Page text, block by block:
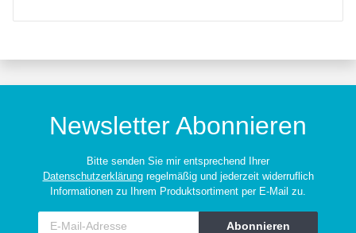
Newsletter Abonnieren
Bitte senden Sie mir entsprechend Ihrer
Datenschutzerklärungregelmäßig und jederzeit widerruflich
Informationen zu Ihrem Produktsortiment per E-Mail zu.
Abonnieren